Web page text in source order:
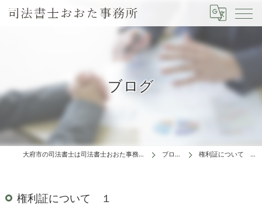
ブログ
大府市の司法書士は司法書士おおた事務所 ブログ 権利証について １
権利証について １